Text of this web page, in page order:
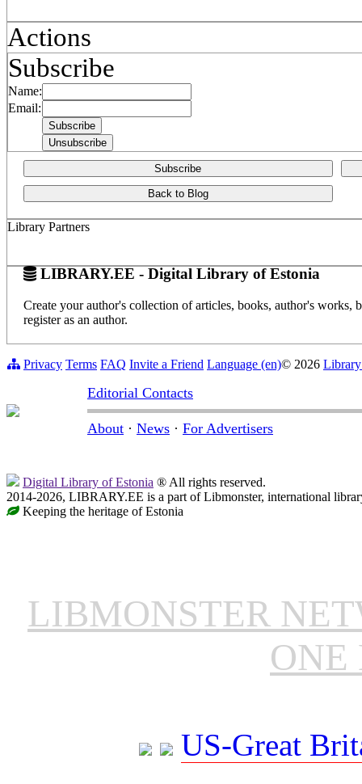
Actions
Subscribe
Name:
Email:
Subscribe
Back to Blog
Library Partners
LIBRARY.EE - Digital Library of Estonia
Create your author's collection of articles, books, author's
register as an author.
Privacy Terms FAQ Invite a Friend Language (en)© 2026
Editorial Contacts
About · News · For Advertisers
Digital Library of Estonia ® All rights reserved.
2014-2026, LIBRARY.EE is a part of Libmonster, international
Keeping the heritage of Estonia
LIBMONSTER
ONE
US-Great